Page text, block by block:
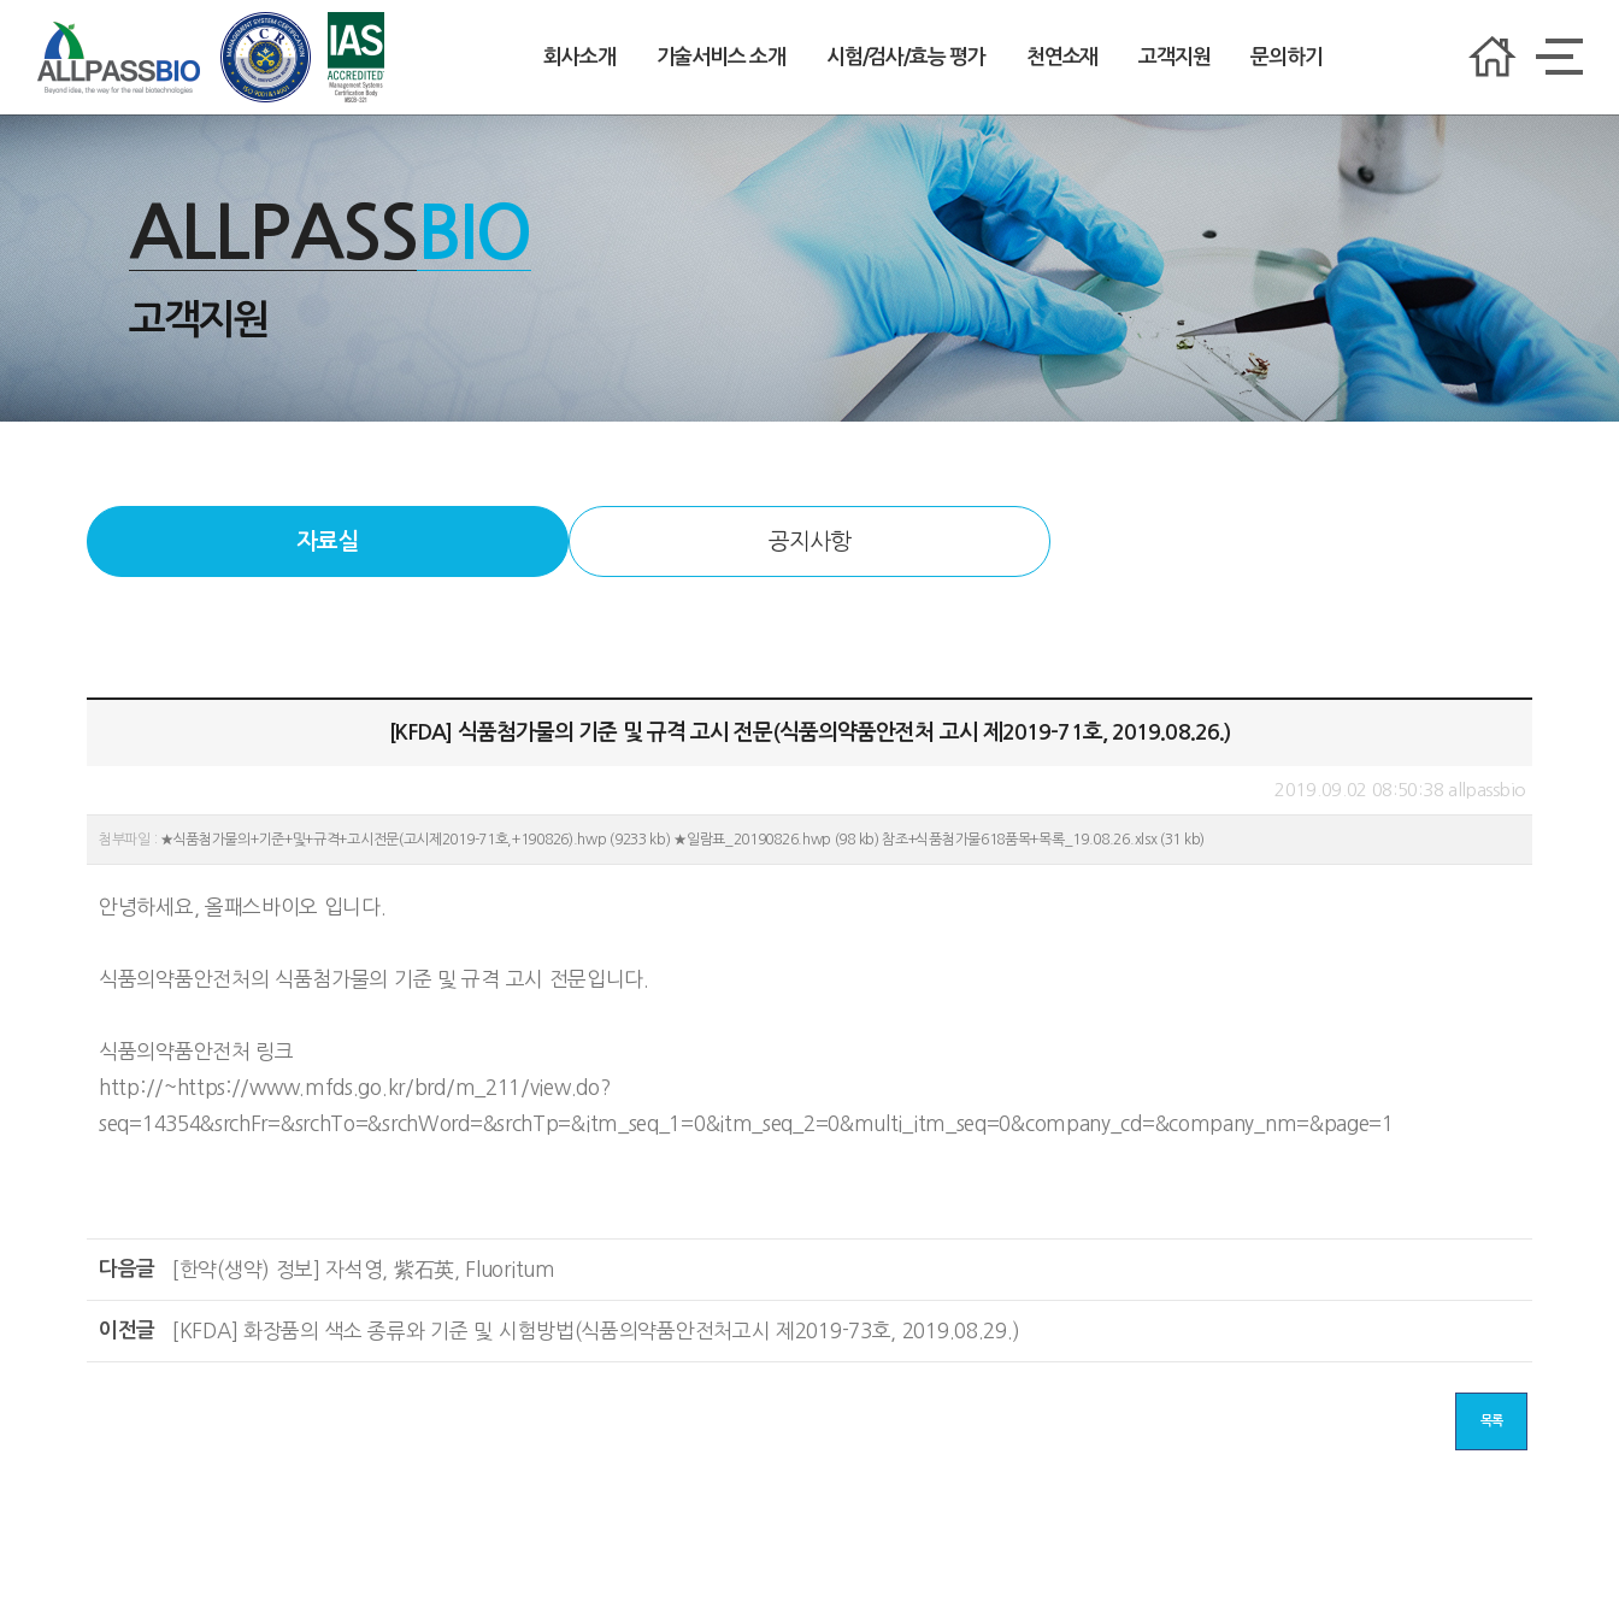
회사소개 기술서비스 소개 시험/검사/효능 평가 천연소재 고객지원 문의하기
ALLPASS BIO
고객지원
자료실 공지사항
[KFDA] 식품첨가물의 기준 및 규격 고시 전문(식품의약품안전처 고시 제2019-71호, 2019.08.26.)
2019.09.02 08:50:38 allpassbio
첨부파일 : ★식품첨가물의+기준+및+규격+고시전문(고시제2019-71호,+190826).hwp (9233 kb) ★일람표_20190826.hwp (98 kb) 참조+식품첨가물618품목+목록_19.08.26.xlsx (31 kb)
안녕하세요, 올패스바이오 입니다.
식품의약품안전처의 식품첨가물의 기준 및 규격 고시 전문입니다.
식품의약품안전처 링크
http://~https://www.mfds.go.kr/brd/m_211/view.do?
seq=14354&srchFr=&srchTo=&srchWord=&srchTp=&itm_seq_1=0&itm_seq_2=0&multi_itm_seq=0&company_cd=&company_nm=&page=1
다음글 [한약(생약) 정보] 자석영, 紫石英, Fluoritum
이전글 [KFDA] 화장품의 색소 종류와 기준 및 시험방법(식품의약품안전처고시 제2019-73호, 2019.08.29.)
목록